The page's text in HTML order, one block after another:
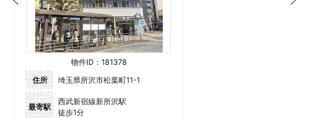
物件ID：181378
住所
埼玉県所沢市松葉町11-1
最寄駅
西武新宿線新所沢駅
徒歩1分